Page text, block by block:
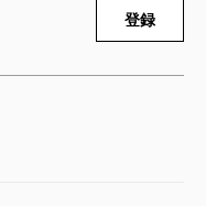
登録